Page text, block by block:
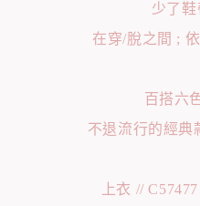
少了
在穿/脫之間 ;
百搭六
不退流行的經典
上衣 //